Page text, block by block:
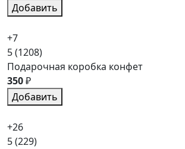
Добавить
+7
5(1208)
Подарочная коробка конфет
350₽
Добавить
+26
5(229)